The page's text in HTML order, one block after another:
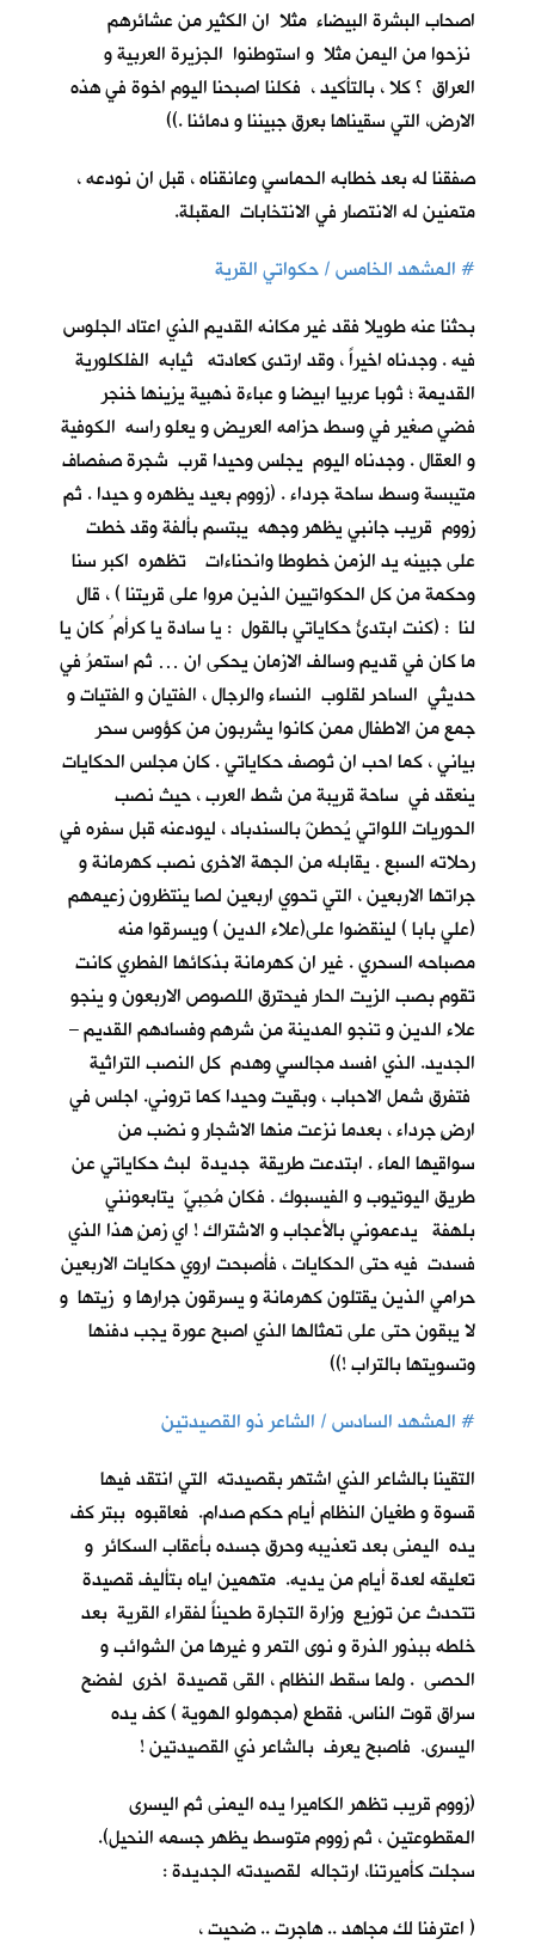
اصحاب البشرة البيضاء مثلا ان الكثير من عشائرهم
نزحوا من اليمن مثلا و استوطنوا الجزيرة العربية و
العراق ؟ كلا ، بالتأكيد ، فكلنا اصبحنا اليوم اخوة في هذه
الارض، التي سقيناها بعرق جبيننا و دمائنا .))
صفقنا له بعد خطابه الحماسي وعانقناه ، قبل ان نودعه ،
متمنين له الانتصار في الانتخابات المقبلة.
#المشهد الخامس / حكواتي القرية
بحثنا عنه طويلا فقد غير مكانه القديم الذي اعتاد الجلوس
فيه . وجدناه اخيراً ، وقد ارتدى كعادته ثيابه الفلكلورية
القديمة ؛ ثوبا عربيا ابيضا و عباءة ذهبية يزينها خنجر
فضي صغير في وسط حزامه العريض و يعلو راسه الكوفية
و العقال . وجدناه اليوم يجلس وحيدا قرب شجرة صفصاف
متيبسة وسط ساحة جرداء . (زووم بعيد يظهره و حيدا . ثم
زووم قريب جانبي يظهر وجهه يبتسم بألفة وقد خطت
على جبينه يد الزمن خطوطا وانحناءات تظهره اكبر سنا
وحكمة من كل الحكواتيين الذين مروا على قريتنا ) ، قال
لنا : (كنت ابتدئُ حكاياتي بالقول : يا سادة يا كرأم ُ كان يا
ما كان في قديم وسالف الازمان يحكى ان … ثم استمرُ في
حديثي الساحر لقلوب النساء والرجال ، الفتيان و الفتيات و
جمع من الاطفال ممن كانوا يشربون من كؤوس سحر
بياني ، كما احب ان تُوصف حكاياتي . كان مجلس الحكايات
ينعقد في ساحة قريبة من شط العرب ، حيث نصب
الحوريات اللواتي يُحطنَ بالسندباد ، ليودعنه قبل سفره في
رحلاته السبع . يقابله من الجهة الاخرى نصب كهرمانة و
جراتها الاربعين ، التي تحوي اربعين لصا ينتظرون زعيمهم
(علي بابا ) لينقضوا على(علاء الدين ) ويسرقوا منه
مصباحه السحري . غير ان كهرمانة بذكائها الفطري كانت
تقوم بصب الزيت الحار فيحترق اللصوص الاربعون و ينجو
علاء الدين و تنجو المدينة من شرهم وفسادهم القديم –
الجديد. الذي افسد مجالسي وهدم كل النصب التراثية
فتفرق شمل الاحباب ، وبقيت وحيدا كما تروني. اجلس في
ارضٍ جرداء ، بعدما نزعت منها الاشجار و نضب من
سواقيها الماء . ابتدعت طريقة جديدة لبث حكاياتي عن
طريق اليوتيوب و الفيسبوك . فكان مُحِبيّ يتابعونني
بلهفة يدعموني بالأعجاب و الاشتراك ! اي زمنٍ هذا الذي
فسدت فيه حتى الحكايات ، فأصبحت اروي حكايات الاربعين
حرامي الذين يقتلون كهرمانة و يسرقون جرارها و زيتها و
لا يبقون حتى على تمثالها الذي اصبح عورة يجب دفنها
وتسويتها بالتراب !))
#المشهد السادس / الشاعر ذو القصيدتين
التقينا بالشاعر الذي اشتهر بقصيدته التي انتقد فيها
قسوة و طغيان النظام أيام حكم صدام. فعاقبوه ببتر كف
يده اليمنى بعد تعذيبه وحرق جسده بأعقاب السكائر و
تعليقه لعدة أيام من يديه. متهمين اياه بتأليف قصيدة
تتحدث عن توزيع وزارة التجارة طحيناً لفقراء القرية بعد
خلطه ببذور الذرة و نوى التمر و غيرها من الشوائب و
الحصى . ولما سقط النظام ، القى قصيدة اخرى لفضح
سراق قوت الناس. فقطع (مجهولو الهوية ) كف يده
اليسرى. فاصبح يعرف بالشاعر ذي القصيدتين !
(زووم قريب تظهر الكاميرا يده اليمنى ثم اليسرى
المقطوعتين ، ثم زووم متوسط يظهر جسمه النحيل).
سجلت كأميرتنا، ارتجاله لقصيدته الجديدة :
( اعترفنا لك مجاهد .. هاجرت .. ضحيت ،